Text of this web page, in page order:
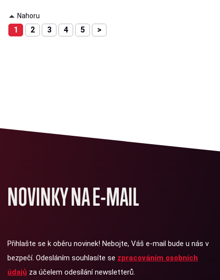
Nahoru
1 2 3 4 5 >
NOVINKY NA E-MAIL
Přihlašte se k oběru novinek! Nebojte, Váš e-mail bude u nás v
bezpečí. Odesláním souhlasíte se zpracováním osobních
údajů za účelem odesílání newsletterů.